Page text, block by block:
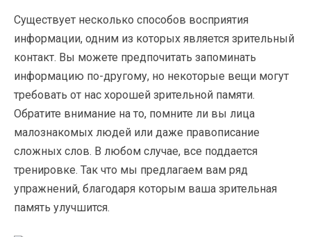
Существует несколько способов восприятия
информации, одним из которых является зрительный
контакт. Вы можете предпочитать запоминать
информацию по-другому, но некоторые вещи могут
требовать от нас хорошей зрительной памяти.
Обратите внимание на то, помните ли вы лица
малознакомых людей или даже правописание
сложных слов. В любом случае, все поддается
тренировке. Так что мы предлагаем вам ряд
упражнений, благодаря которым ваша зрительная
память улучшится.